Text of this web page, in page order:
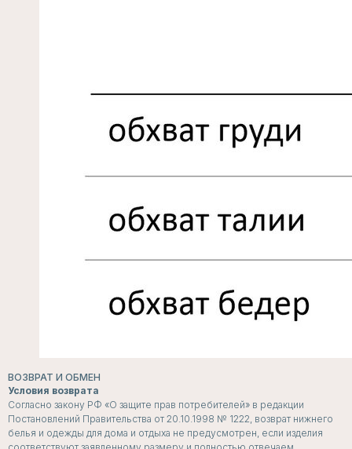
ВОЗВРАТ И ОБМЕН
Условия возврата
Согласно закону РФ «О защите прав потребителей» в редакции
Постановлений Правительства от 20.10.1998 № 1222, возврат нижнего
белья и одежды для дома и отдыха не предусмотрен, если изделия